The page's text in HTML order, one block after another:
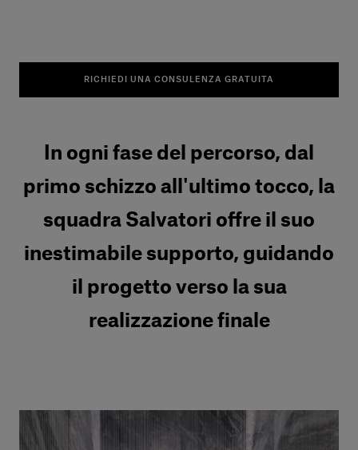
In ogni fase del percorso, dal
primo schizzo all'ultimo tocco, la
squadra Salvatori offre il suo
inestimabile supporto, guidando
il progetto verso la sua
realizzazione finale
RICHIEDI UNA CONSULENZA GRATUITA